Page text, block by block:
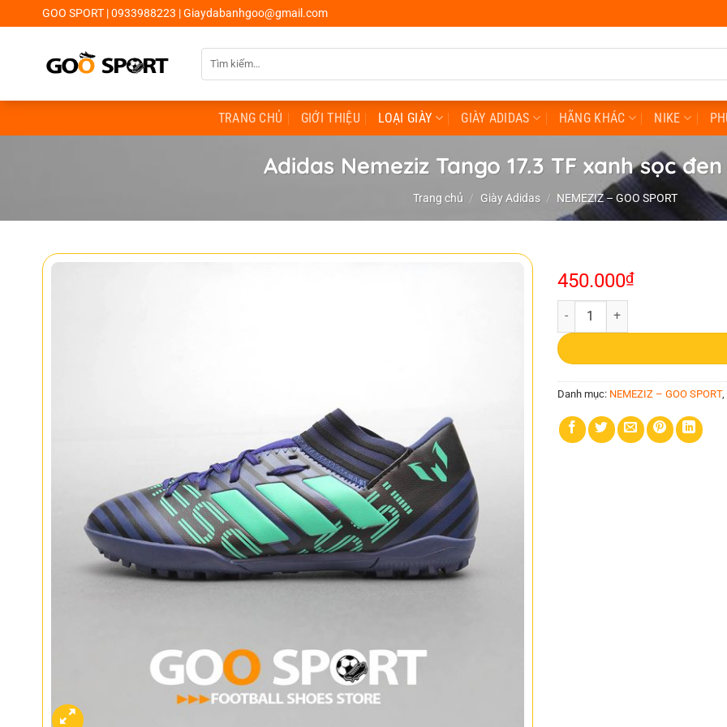
đến
GOO SPORT | 0933988223 | Giaydabanhgoo@gmail.com
kiếm:
TRANG CHỦ GIỚI THIỆU LOẠI GIÀY GIÀY ADIDAS HÃNG KHÁC NIKE
Adidas Nemeziz Tango 17.3 TF xanh sọc
Trang chủ / Giày Adidas / NEMEZIZ – GOO SPORT
450.000₫
Adidas Nemeziz Tango 17.3 TF
Danh mục: NEMEZIZ – GOO SPORT,